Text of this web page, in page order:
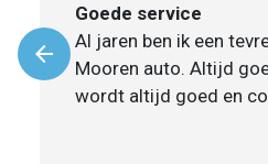
Goede service
Al jaren ben ik een
Mooren auto. Altijd
wordt altijd goed en
arrow_backVolgende